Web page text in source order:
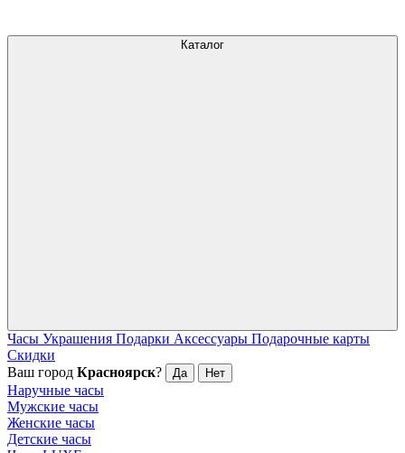
Каталог
Часы Украшения Подарки Аксессуары Подарочные карты
Скидки
Ваш город Красноярск? Да Нет
Наручные часы
Мужские часы
Женские часы
Детские часы